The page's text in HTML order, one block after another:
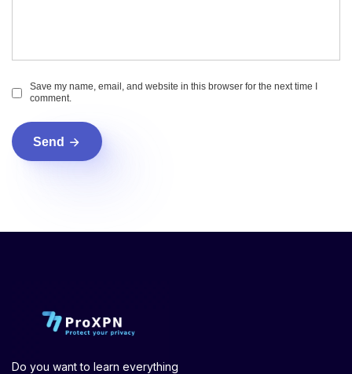
Save my name, email, and website in this browser for the next time I
comment.
Send
Do you want to learn everything